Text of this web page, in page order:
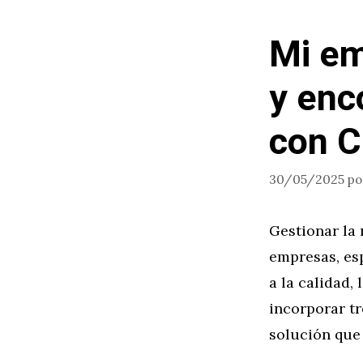
Mi
y
con
30/05/2025
Gestionar la
empresas,
a la calidad,
incorporar
solución